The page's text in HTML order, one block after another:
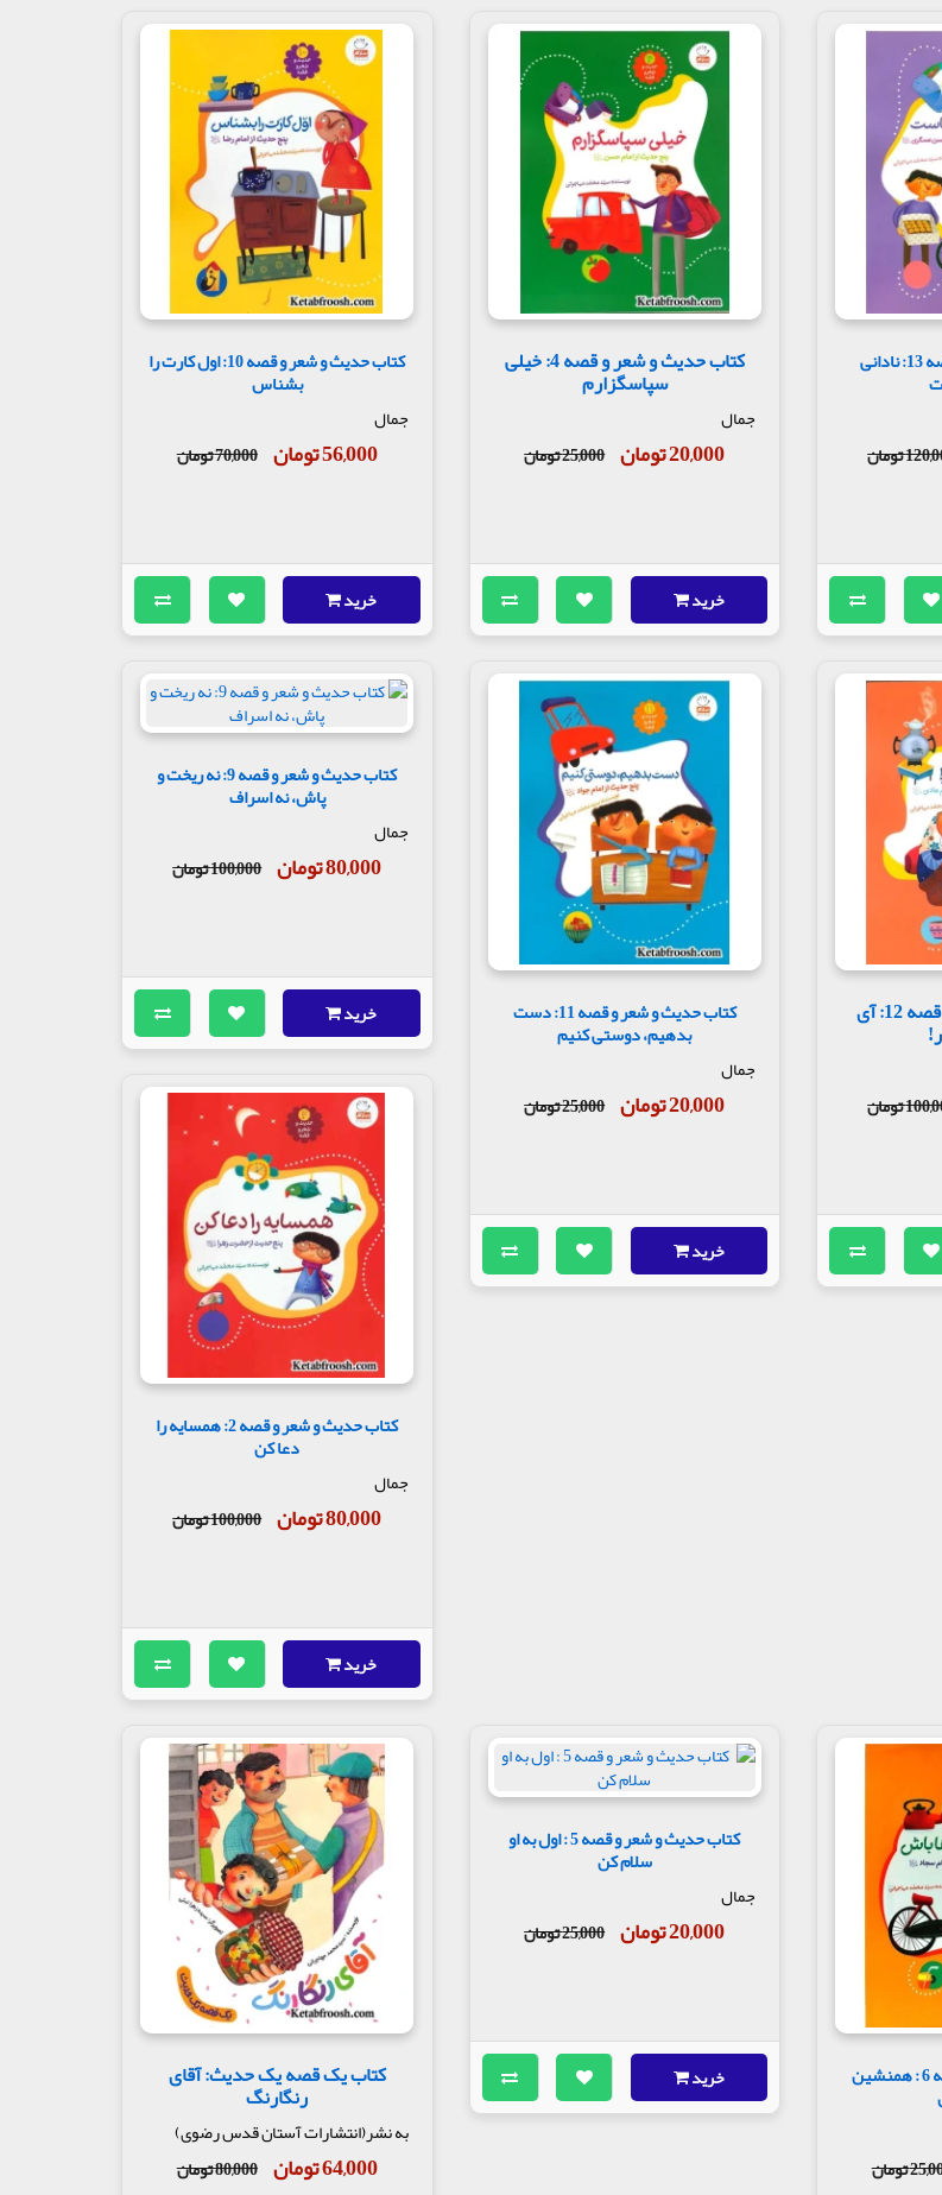
کتاب حدیث و شعر و قصه 13: نادانی
تومان
کتاب حدیث و شعر و قصه 4: خیلی
سپاسگزارم
جمال
20,000 تومان 25,000 تومان
خرید
کتاب حدیث و شعر و قصه 10: اول کارت را
بشناس
جمال
56,000 تومان 70,000 تومان
خرید
کتاب حدیث و شعر و قصه 12: آی
تومان
کتاب حدیث و شعر و قصه 11: دست
بدهیم، دوستی کنیم
جمال
20,000 تومان 25,000 تومان
خرید
کتاب حدیث و شعر و قصه 9: نه ریخت و
پاش، نه اسراف
جمال
80,000 تومان 100,000 تومان
خرید
کتاب حدیث و شعر و قصه 2: همسایه را
دعا کن
جمال
80,000 تومان 100,000 تومان
خرید
کتاب حدیث و شعر و قصه 6 : همنشین
تومان
کتاب حدیث و شعر و قصه 5 : اول به او
سلام کن
جمال
20,000 تومان 25,000 تومان
خرید کتاب یک قصه یک حدیث: آقای
رنگارنگ
به نشر(انتشارات آستان قدس رضوی)
64,000 تومان 80,000 تومان